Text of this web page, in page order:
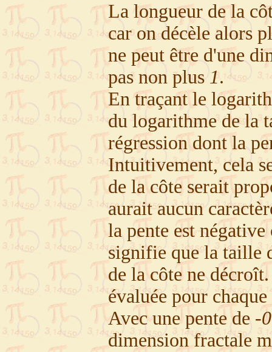
La longueur de la
car on décèle alors
ne peut être d'une
pas non plus1.
En traçant le
du logarithme de la
régression dont la
Intuitivement, cela
de la côte serait
aurait aucun
la pente est
signifie que la taille
de la côte ne
évaluée pour
Avec une pente de -
dimension fractale